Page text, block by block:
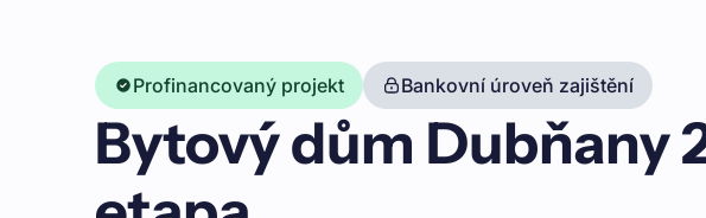
Profinancovaný projekt Bankovní úroveň zajištění
Bytový dům Dubňany